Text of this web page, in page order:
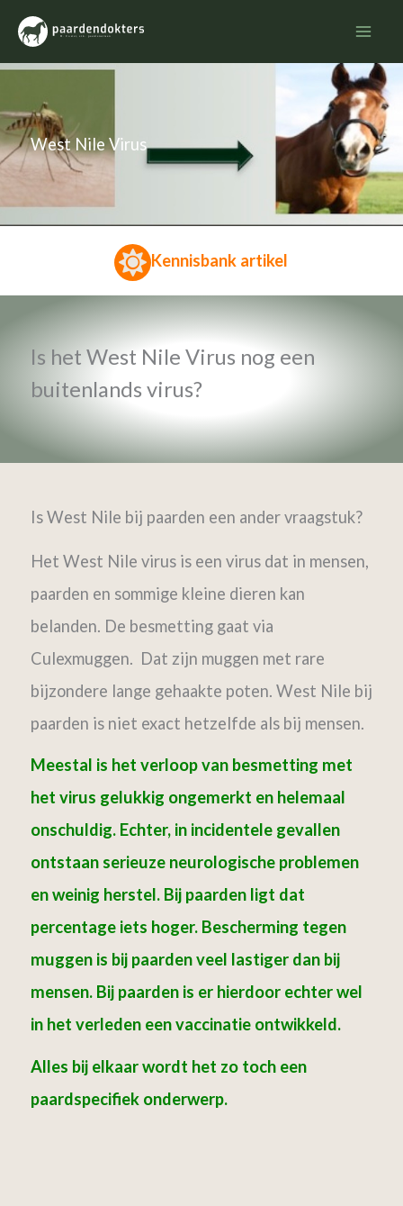
naar
inhoud
West Nile Virus
Kennisbank artikel
Is het West Nile Virus nog een
buitenlands virus?
Is West Nile bij paarden een ander vraagstuk?
Het West Nile virus is een virus dat in mensen,
paarden en sommige kleine dieren kan
belanden. De besmetting gaat via
Culexmuggen. Dat zijn muggen met rare
bijzondere lange gehaakte poten. West Nile bij
paarden is niet exact hetzelfde als bij mensen.
Meestal is het verloop van besmetting met
het virus gelukkig ongemerkt en helemaal
onschuldig. Echter, in incidentele gevallen
ontstaan serieuze neurologische problemen
en weinig herstel. Bij paarden ligt dat
percentage iets hoger. Bescherming tegen
muggen is bij paarden veel lastiger dan bij
mensen. Bij paarden is er hierdoor echter wel
in het verleden een vaccinatie ontwikkeld.
Alles bij elkaar wordt het zo toch een
paardspecifiek onderwerp.